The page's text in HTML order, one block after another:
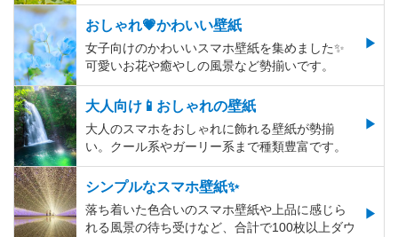
おしゃれ💗かわいい壁紙
女子向けのかわいいスマホ壁紙を集めました✨
可愛いお花や癒やしの風景など勢揃いです。
大人向け📱おしゃれの壁紙
大人のスマホをおしゃれに飾れる壁紙が勢揃
い。クール系やガーリー系まで種類豊富です。
シンプルなスマホ壁紙✨
落ち着いた色合いのスマホ壁紙や上品に感じら
れる風景の待ち受けなど、合計で100枚以上ダウ